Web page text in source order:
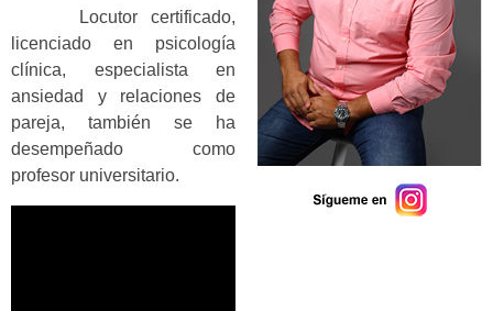
Locutor certificado,
licenciado en psicología
clínica, especialista en
ansiedad y relaciones de
pareja, también se ha
desempeñado como
profesor universitario.